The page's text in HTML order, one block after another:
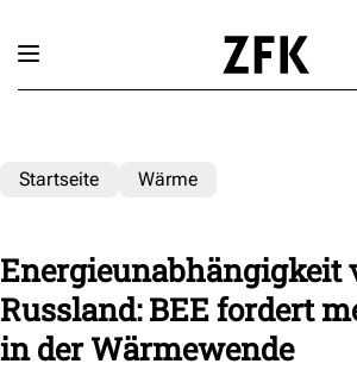
Startseite Wärme
Energieunabhängigkeit
Russland: BEE fordert
in der Wärmewende